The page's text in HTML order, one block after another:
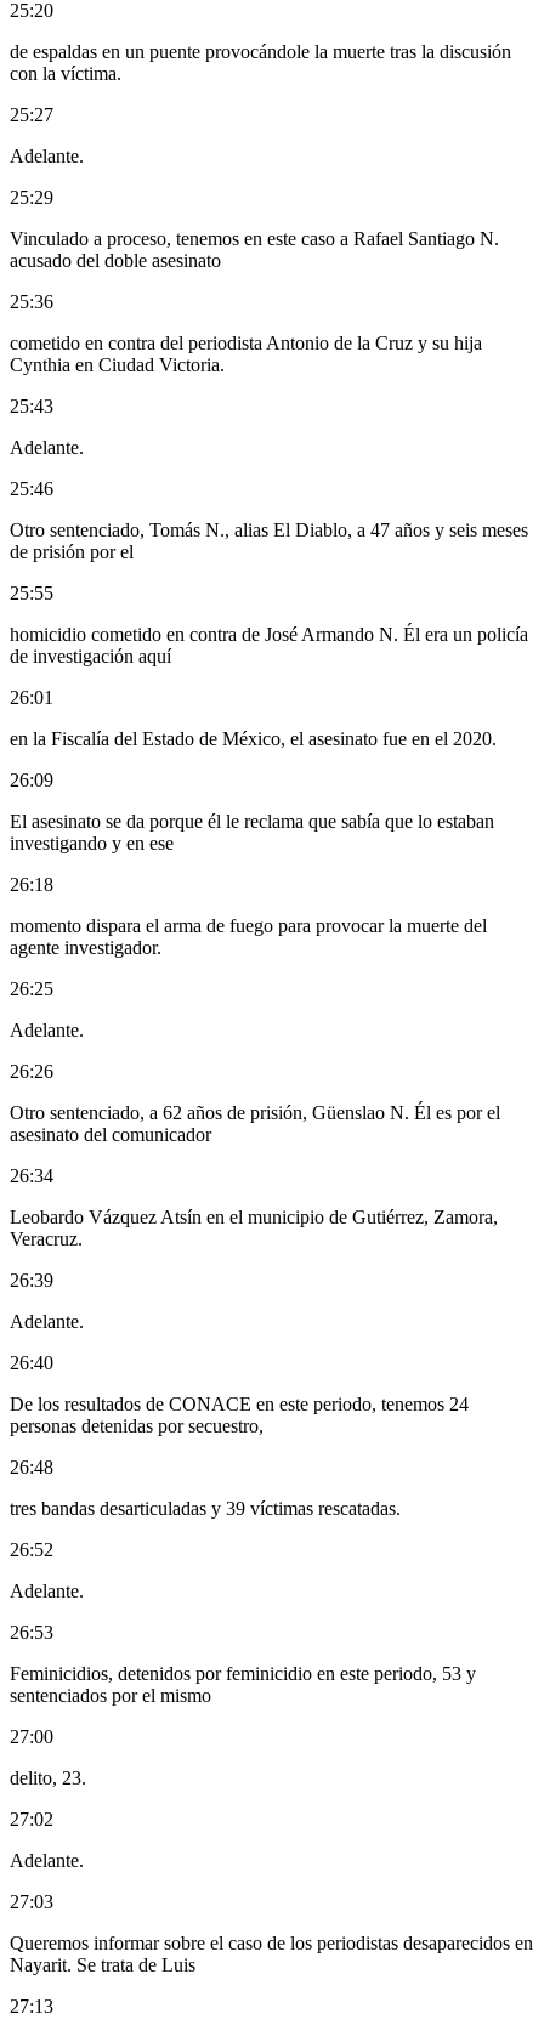
25:20
de espaldas en un puente provocándole la muerte tras la discusión
con la víctima.
25:27
Adelante.
25:29
Vinculado a proceso, tenemos en este caso a Rafael Santiago N.
acusado del doble asesinato
25:36
cometido en contra del periodista Antonio de la Cruz y su hija
Cynthia en Ciudad Victoria.
25:43
Adelante.
25:46
Otro sentenciado, Tomás N., alias El Diablo, a 47 años y seis meses
de prisión por el
25:55
homicidio cometido en contra de José Armando N. Él era un policía
de investigación aquí
26:01
en la Fiscalía del Estado de México, el asesinato fue en el 2020.
26:09
El asesinato se da porque él le reclama que sabía que lo estaban
investigando y en ese
26:18
momento dispara el arma de fuego para provocar la muerte del
agente investigador.
26:25
Adelante.
26:26
Otro sentenciado, a 62 años de prisión, Güenslao N. Él es por el
asesinato del comunicador
26:34
Leobardo Vázquez Atsín en el municipio de Gutiérrez, Zamora,
Veracruz.
26:39
Adelante.
26:40
De los resultados de CONACE en este periodo, tenemos 24
personas detenidas por secuestro,
26:48
tres bandas desarticuladas y 39 víctimas rescatadas.
26:52
Adelante.
26:53
Feminicidios, detenidos por feminicidio en este periodo, 53 y
sentenciados por el mismo
27:00
delito, 23.
27:02
Adelante.
27:03
Queremos informar sobre el caso de los periodistas desaparecidos en
Nayarit. Se trata de Luis
27:13